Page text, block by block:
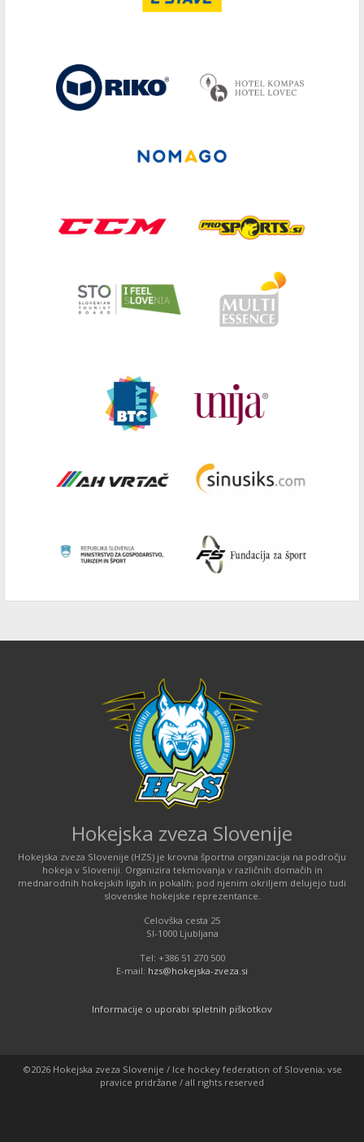
Hokejska zveza Slovenije
Hokejska zveza Slovenije (HZS) je krovna športna organizacija na področju
hokeja v Sloveniji. Organizira tekmovanja v različnih domačih in
mednarodnih hokejskih ligah in pokalih; pod njenim okriljem delujejo tudi
slovenske hokejske reprezentance.
Celovška cesta 25
SI-1000 Ljubljana
Tel: +386 51 270 500
E-mail: hzs@hokejska-zveza.si
Informacije o uporabi spletnih piškotkov
©2026 Hokejska zveza Slovenije / Ice hockey federation of Slovenia; vse
pravice pridržane / all rights reserved